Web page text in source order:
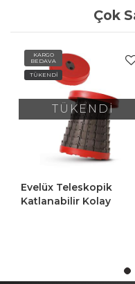
Çok
KARGO
BEDAVA
TÜKENDİ
TÜKENDİ
Evelüx Teleskopik
Katlanabilir Kolay